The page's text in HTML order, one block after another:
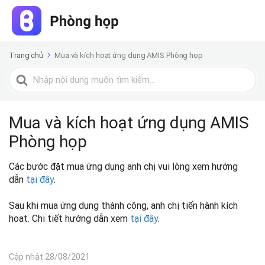
Trang chủ Mua và kích hoạt ứng dụng AMIS Phòng họp
Tìm
kiếm
Mua và kích hoạt ứng dụng AMIS
Phòng họp
Các bước đặt mua ứng dụng anh chị vui lòng xem hướng
dẫn tại đây.
Sau khi mua ứng dụng thành công, anh chị tiến hành kích
hoạt. Chi tiết hướng dẫn xem tại đây.
Cập nhật 28/08/2021